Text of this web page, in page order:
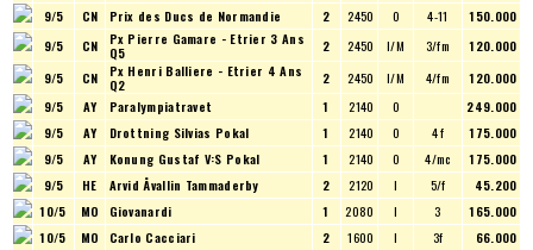
9/5
CN Prix des Ducs de Normandie 2 2450 O 4-11
150.000
9/5
CN Px Pierre Gamare - Etrier 3 Ans
Q5 2 2450 I/M 3/fm
120.000
9/5
CN Px Henri Balliere - Etrier 4 Ans
Q2 2 2450 I/M 4/fm
120.000
9/5
AY Paralympiatravet 1 2140 O
249.000
9/5
AY Drottning Silvias Pokal 1 2140 O 4 f
175.000
9/5
AY Konung Gustaf V:S Pokal 1 2140 O 4/mc
175.000
9/5
HE Arvid Åvallin Tammaderby 2 2120 I 5/f
45.200
10/5
MO Giovanardi 1 2080 I 3
165.000
10/5
MO Carlo Cacciari 2 1600 I 3f
66.000